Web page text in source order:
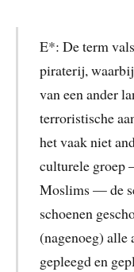
E*: De term
piraterij,
van een ander
terroristische
het vaak niet
culturele groep
Moslims — de
schoenen
(nagenoeg) alle
gepleegd en